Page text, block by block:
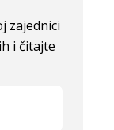
zajednici
i čitajte